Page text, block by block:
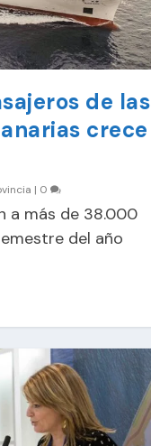
de las
crece
| 0
a más de 38.000
del año